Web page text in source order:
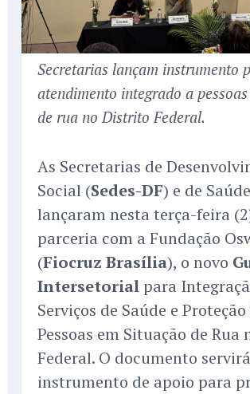
Secretarias lançam instrumento
atendimento integrado a
de rua no Distrito Federal.
As Secretarias de
Social (Sedes-DF) e de
lançaram nesta terça-feira
parceria com a Fundação
(Fiocruz Brasília), o novo
Intersetorial para
Serviços de Saúde e
Pessoas em Situação de
Federal. O documento
instrumento de apoio para